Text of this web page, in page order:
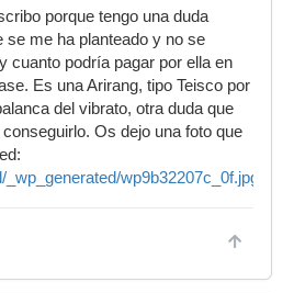
porque tengo una duda
se me ha planteado y no se
cuanto podría pagar por ella en
Es una Arirang, tipo Teisco por
del vibrato, otra duda que
Os dejo una foto que
wp9b32207c_0f.jpg